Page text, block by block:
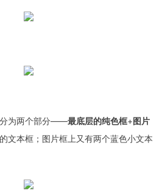
分为两个部分——最底层的纯色框+图片
文本框； 图片框上又有两个蓝色小文本